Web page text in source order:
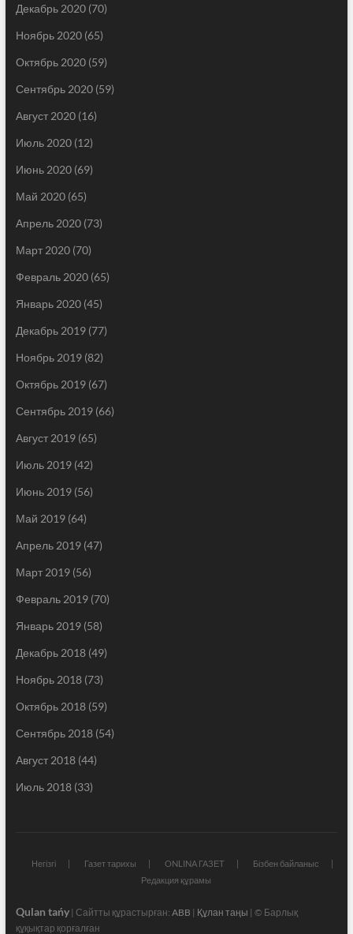
Декабрь 2020(70)
Ноябрь 2020(65)
Октябрь 2020(59)
Сентябрь 2020(59)
Август 2020(16)
Июль 2020(12)
Июнь 2020(69)
Май 2020(65)
Апрель 2020(73)
Март 2020(70)
Февраль 2020(65)
Январь 2020(45)
Декабрь 2019(77)
Ноябрь 2019(82)
Октябрь 2019(67)
Сентябрь 2019(66)
Август 2019(65)
Июль 2019(42)
Июнь 2019(56)
Май 2019(64)
Апрель 2019(47)
Март 2019(56)
Февраль 2019(70)
Январь 2019(58)
Декабрь 2018(49)
Ноябрь 2018(73)
Октябрь 2018(59)
Сентябрь 2018(54)
Август 2018(44)
Июль 2018(33)
Негізгі Газет тарихы ONLINA ГАЗЕТ
Бізбен байланыс
Редакция құрамы
Qulan tańy| Сайтты құрастырған: ABB | Құлан таңы | © Барлық
құқықтар қорғалған